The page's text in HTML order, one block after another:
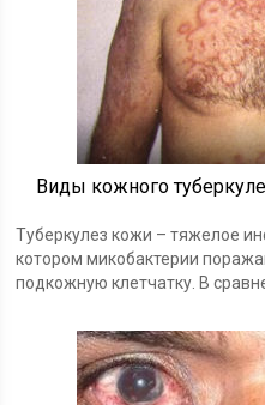
Виды кожного
Туберкулез кожи – тяжелое
котором микобактерии
подкожную клетчатку. В